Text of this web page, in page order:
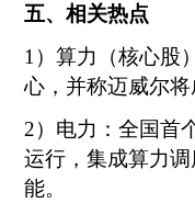
五、相关热点
1）算力（核心股
心，并称迈威尔将
2）电力：全国首
运行，集成算力
能。